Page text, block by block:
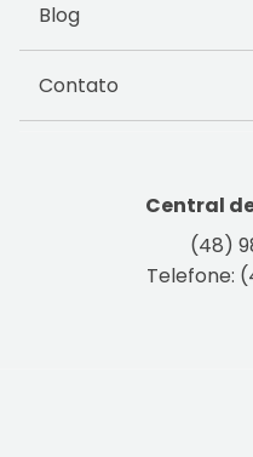
Blog
Contato
Central
(48)
Telefone: